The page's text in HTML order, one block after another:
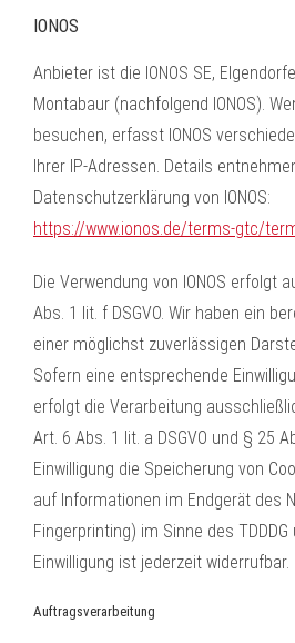
IONOS
Anbieter ist die IONOS SE,
Montabaur (nachfolgend IONOS).
besuchen, erfasst IONOS
Ihrer IP-Adressen. Details
Datenschutzerklärung von IONOS:
https://www.ionos.de/terms-gtc/
Die Verwendung von IONOS erfolgt
Abs. 1 lit. f DSGVO. Wir haben ein
einer möglichst zuverlässigen
Sofern eine entsprechende
erfolgt die Verarbeitung
Art. 6 Abs. 1 lit. a DSGVO und § 25
Einwilligung die Speicherung von
auf Informationen im Endgerät des
Fingerprinting) im Sinne des
Einwilligung ist jederzeit widerrufbar.
Auftragsverarbeitung